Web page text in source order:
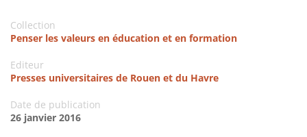
Collection
Penser les valeurs en éducation et en formation
Editeur
Presses universitaires de Rouen et du Havre
Date de publication
26 janvier 2016